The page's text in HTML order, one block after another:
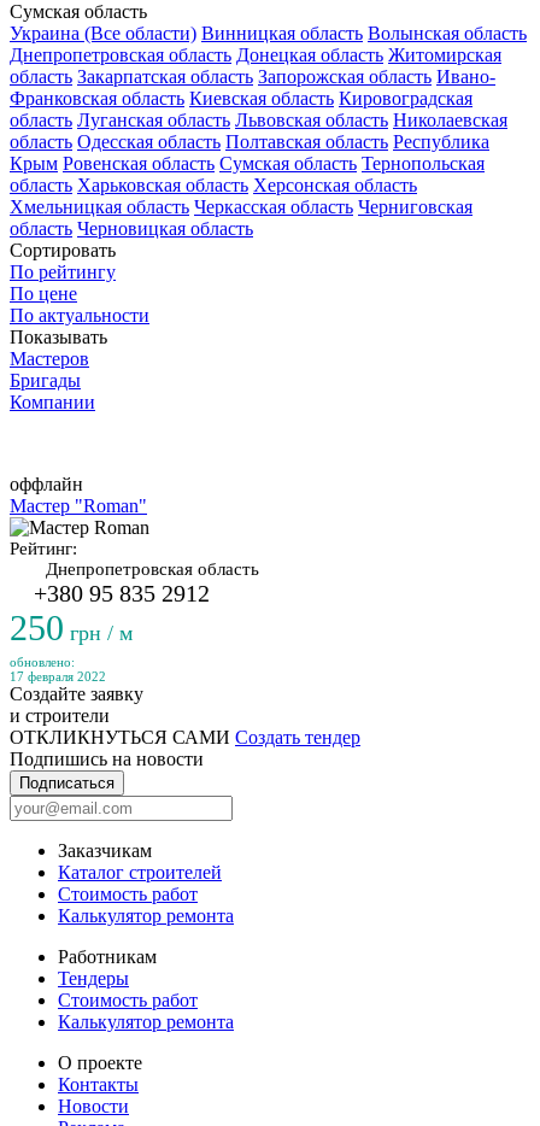
Сумская область
Украина (Все области) Винницкая область Волынская область
Днепропетровская область Донецкая область Житомирская
область Закарпатская область Запорожская область Ивано-
Франковская область Киевская область Кировоградская
область Луганская область Львовская область Николаевская
область Одесская область Полтавская область Республика
Крым Ровенская область Сумская область Тернопольская
область Харьковская область Херсонская область
Хмельницкая область Черкасская область Черниговская
область Черновицкая область
Сортировать
По рейтингу
По цене
По актуальности
Показывать
Мастеров
Бригады
Компании
оффлайн
Мастер "Roman"
Рейтинг:
Днепропетровская область
+380 95 835 2912
250 грн / м
обновлено:
17 февраля 2022
Создайте заявку
и строители
ОТКЛИКНУТЬСЯ САМИ Создать тендер
Подпишись на новости
Подписаться
Заказчикам
Каталог строителей
Стоимость работ
Калькулятор ремонта
Работникам
Тендеры
Стоимость работ
Калькулятор ремонта
О проекте
Контакты
Новости